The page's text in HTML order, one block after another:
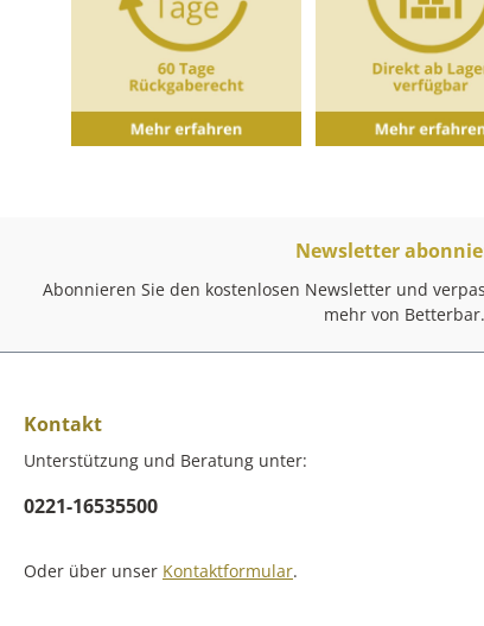
Newsletter
Abonnieren Sie den kostenlosen Newsletter und
mehr von Betterbar.
Kontakt
Unterstützung und Beratung unter:
0221-16535500
Oder über unser Kontaktformular.